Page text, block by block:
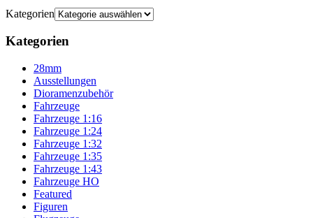
Kategorien
Kategorien
28mm
Ausstellungen
Dioramenzubehör
Fahrzeuge
Fahrzeuge 1:16
Fahrzeuge 1:24
Fahrzeuge 1:32
Fahrzeuge 1:35
Fahrzeuge 1:43
Fahrzeuge HO
Featured
Figuren